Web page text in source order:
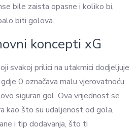
bile zaista opasne i koliko bi,
biti golova.
koncepti xG
svakoj prilici na utakmici dodjeljuje
0 označava malu vjerovatnoću
siguran gol. Ova vrijednost se
kao što su udaljenost od gola,
i tip dodavanja, što ti